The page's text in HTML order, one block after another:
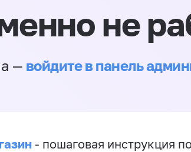
не
— войдите в панель
- пошаговая инструкция по